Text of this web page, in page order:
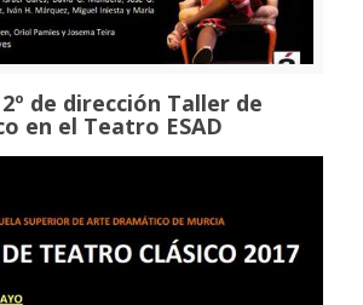
de dirección Taller de
en el Teatro ESAD